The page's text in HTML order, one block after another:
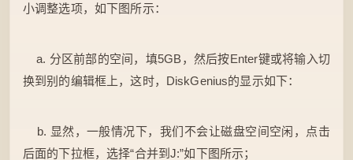
小调整选项，如下图所示：
a. 分区前部的空间，填5GB，然后按Enter键或将输入切
换到别的编辑框上，这时，DiskGenius的显示如下：
b. 显然，一般情况下，我们不会让磁盘空间空闲，点击
后面的下拉框，选择“合并到J:”如下图所示；